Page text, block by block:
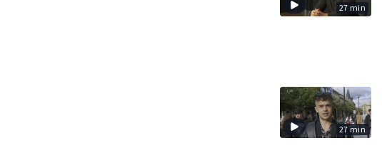
27 min
27 min